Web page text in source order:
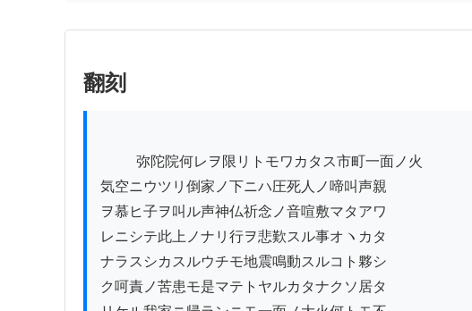
翻刻
気空ニウツリ倒家ノ下ニハ圧死人ノ啼叫声親
ヲ慕ヒ子ヲ叫ル声神仏祈念ノ音喧敷マタアワ
レニシテ此上ノナリ行ヲ悲歎スル事オヽカタ
ナラスシカスルウチモ地震鳴動スルコト夥シ
ク呵責ノ苦患モ是マテトヤルカタナクソ居タ